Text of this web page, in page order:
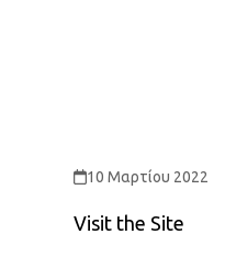
10 Μαρτίου 2022
Visit the Site